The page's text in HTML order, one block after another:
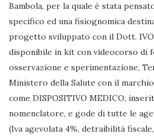
Bambola, per la quale è stata
specifico ed una fisiognomica
progetto sviluppato con il Dott. IVO
disponibile in kit con videocorso di
osservazione e sperimentazione,
Ministero della Salute con il
come DISPOSITIVO MEDICO,
nomenclatore, e gode di tutte le
(Iva agevolata 4%, detraibilità fiscale,